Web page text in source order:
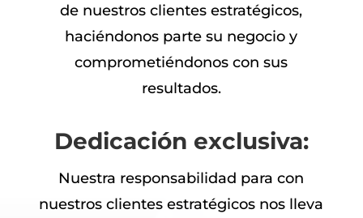
de nuestros clientes estratégicos,
haciéndonos parte su negocio y
comprometiéndonos con sus
resultados.
Dedicación exclusiva:
Nuestra responsabilidad para con
nuestros clientes estratégicos nos lleva